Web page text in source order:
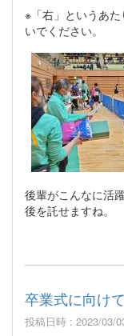
※「右」というあ
いでください。
後輩がこんなに活
後を託せますね。
卒業式に向け
投稿日時 : 2023/03/